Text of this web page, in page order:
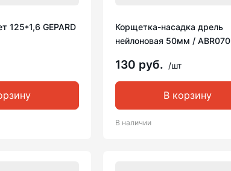
125*1,6 GEPARD
Корщетка-насадка дрель
нейлоновая 50мм / ABR070
130 руб. /шт
В корзину
В наличии